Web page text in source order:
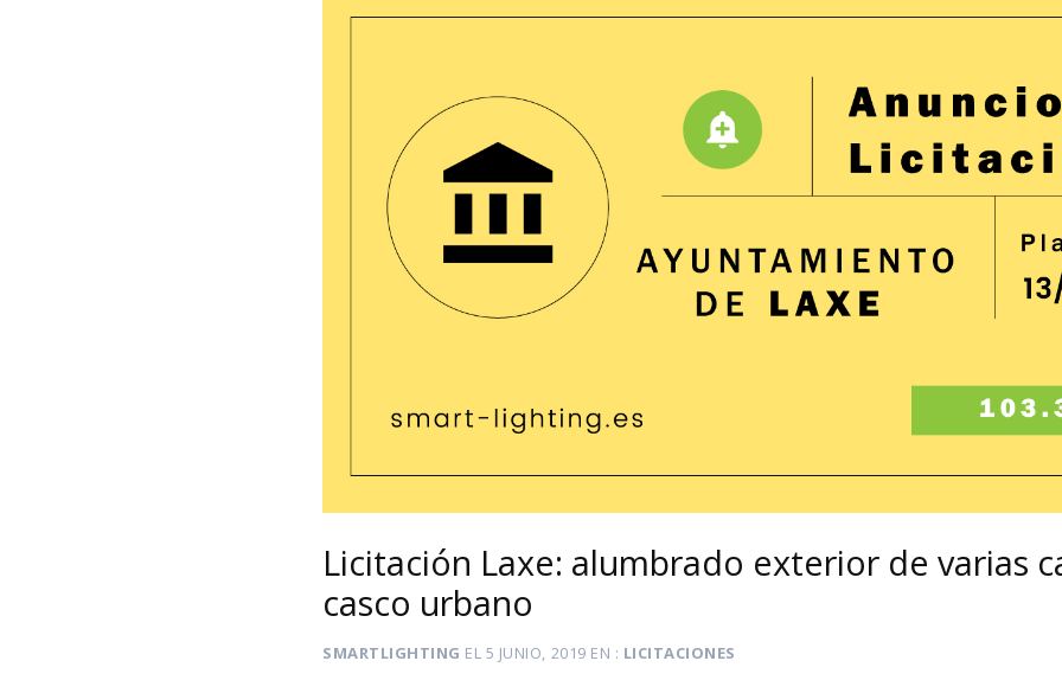
Licitación Laxe: alumbrado exterior de varias
casco urbano
SMARTLIGHTING EL 5 JUNIO, 2019 EN LICITACIONES